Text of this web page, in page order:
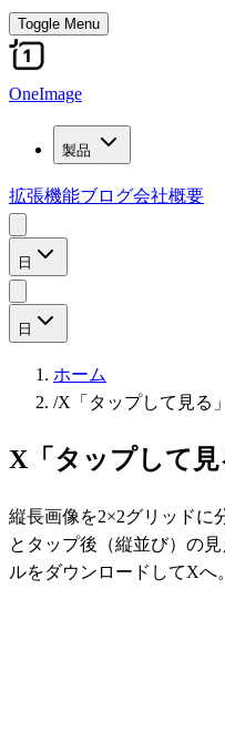
Toggle Menu
OneImage
製品
拡張機能ブログ会社概要
日
日
ホーム
/X「タップして見る
X「タップして
縦長画像を2×2グリッドに
とタップ後（縦並び）の
ルをダウンロードしてXへ。